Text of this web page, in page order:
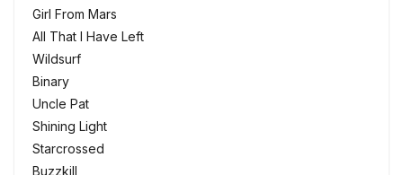
Girl From Mars
All That I Have Left
Wildsurf
Binary
Uncle Pat
Shining Light
Starcrossed
Buzzkill